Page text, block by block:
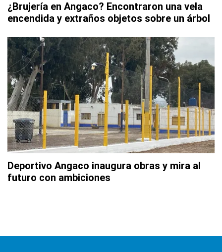
¿Brujería en Angaco? Encontraron una vela
encendida y extraños objetos sobre un árbol
Deportivo Angaco inaugura obras y mira al
futuro con ambiciones